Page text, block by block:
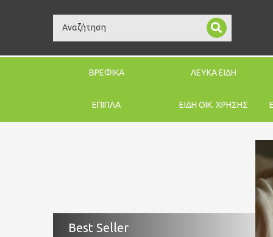
Search
ΒΡΕΦΙΚΑ ΛΕΥΚΑ ΕΙΔΗ
ΕΠΙΠΛΑ ΕΙΔΗ ΟΙΚ. ΧΡΗΣΗΣ
Best Seller